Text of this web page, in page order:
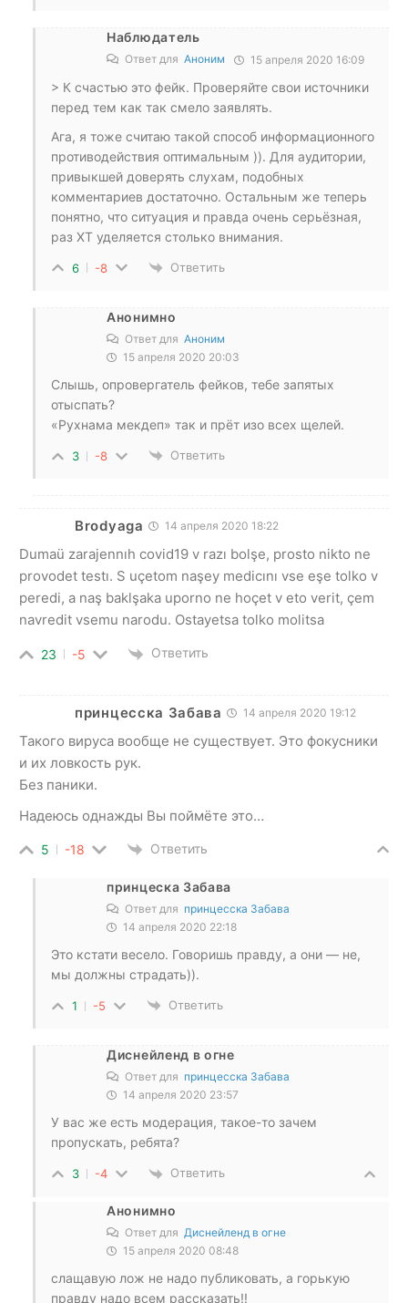
Наблюдатель
Ответ для Аноним 15 апреля 2020 16:09
> К счастью это фейк. Проверяйте свои источники
перед тем как так смело заявлять.
Ага, я тоже считаю такой способ информационного
противодействия оптимальным )). Для аудитории,
привыкшей доверять слухам, подобных
комментариев достаточно. Остальным же теперь
понятно, что ситуация и правда очень серьёзная,
раз ХТ уделяется столько внимания.
6 -8 Ответить
Анонимно
Ответ для Аноним
15 апреля 2020 20:03
Слышь, опровергатель фейков, тебе запятых
отыспать?
«Рухнама мекдеп» так и прёт изо всех щелей.
3 -8 Ответить
Brodyaga 14 апреля 2020 18:22
Dumaü zarajennıh covid19 v razı bolşe, prosto nikto ne
provodet testı. S uçetom naşey medicını vse eşe tolko v
peredi, a naş baklşaka uporno ne hoçet v eto verit, çem
navredit vsemu narodu. Ostayetsa tolko molitsa
23 -5 Ответить
принцесска Забава 14 апреля 2020 19:12
Такого вируса вообще не существует. Это фокусники
и их ловкость рук.
Без паники.
Надеюсь однажды Вы поймёте это…
5 -18 Ответить
принцеска Забава
Ответ для принцесска Забава
14 апреля 2020 22:18
Это кстати весело. Говоришь правду, а они — не,
мы должны страдать)).
1 -5 Ответить
Диснейленд в огне
Ответ для принцесска Забава
14 апреля 2020 23:57
У вас же есть модерация, такое-то зачем
пропускать, ребята?
3 -4 Ответить
Анонимно
Ответ для Диснейленд в огне
15 апреля 2020 08:48
слащавую лож не надо публиковать, а горькую
правду надо всем рассказать!!